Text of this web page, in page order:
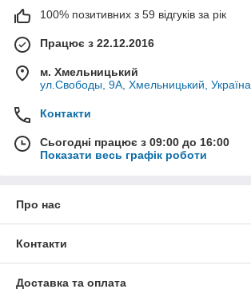
100% позитивних з 59 відгуків за рік
Працює з 22.12.2016
м. Хмельницький
ул.Свободы, 9А, Хмельницький, Україна
Контакти
Сьогодні працює з 09:00 до 16:00
Показати весь графік роботи
Про нас
Контакти
Доставка та оплата